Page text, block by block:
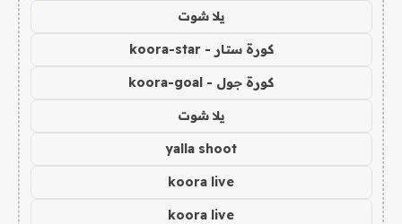
يلا شوت
كورة ستار - koora-star
كورة جول - koora-goal
يلا شوت
yalla shoot
koora live
koora live